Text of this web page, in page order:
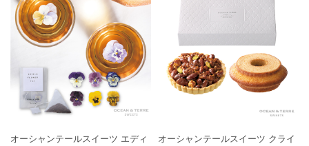
オーシャンテールスイーツ エディ
オーシャンテールスイーツ クライ